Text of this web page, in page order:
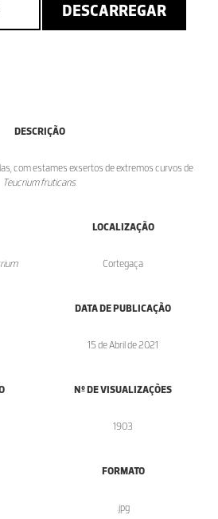
DESCARREGAR
DESCRIÇÃO
com estames exsertos de extremos curvos de
Teucrium fruticans.
LOCALIZAÇÃO
Cortegaça
DATA DE PUBLICAÇÃO
15 de Abril de 2021
Nº DE VISUALIZAÇÕES
1903
FORMATO
.jpg